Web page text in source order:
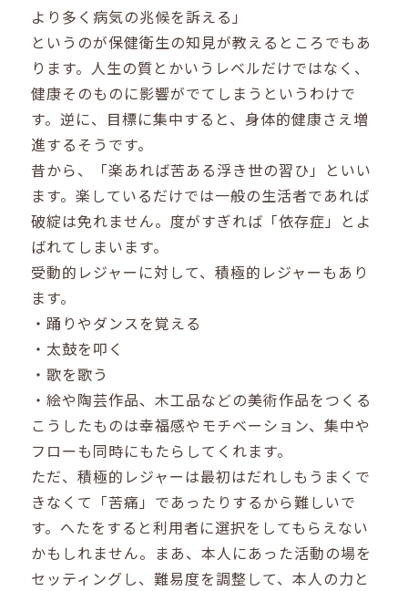
より多く病気の兆候を訴える」
というのが保健衛生の知見が教えるところでもあ
ります。人生の質とかいうレベルだけではなく、
健康そのものに影響がでてしまうというわけで
す。逆に、目標に集中すると、身体的健康さえ増
進するそうです。
昔から、「楽あれば苦ある浮き世の習ひ」といい
ます。楽しているだけでは一般の生活者であれば
破綻は免れません。度がすぎれば「依存症」とよ
ばれてしまいます。
受動的レジャーに対して、積極的レジャーもあり
ます。
・踊りやダンスを覚える
・太鼓を叩く
・歌を歌う
・絵や陶芸作品、木工品などの美術作品をつくる
こうしたものは幸福感やモチベーション、集中や
フローも同時にもたらしてくれます。
ただ、積極的レジャーは最初はだれしもうまくで
きなくて「苦痛」であったりするから難しいで
す。へたをすると利用者に選択をしてもらえない
かもしれません。まあ、本人にあった活動の場を
セッティングし、難易度を調整して、本人の力と